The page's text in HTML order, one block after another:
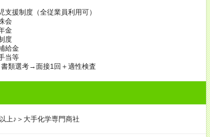
支援制度（全従業員利用可）
会
金
度
給金
当等
類選考→面接1回＋適性検査
上♪＞大手化学専門商社